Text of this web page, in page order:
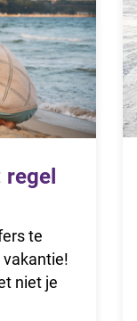
te
niet je